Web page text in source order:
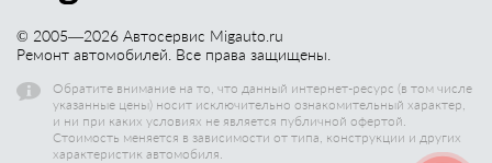
© 2005—2026 Автосервис Migauto.ru
Ремонт автомобилей. Все права защищены.
Обратите внимание на то, что данный интернет-ресурс (в том числе
указанные цены) носит исключительно ознакомительный характер,
и ни при каких условиях не является публичной офертой.
Стоимость меняется в зависимости от типа, конструкции и других
характеристик автомобиля.